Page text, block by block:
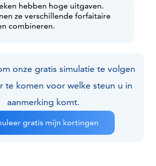
hebben hoge uitgaven.
ze verschillende forfaitaire
combineren.
onze gratis simulatie te volgen
te komen voor welke steun u in
aanmerking komt.
gratis mijn kortingen